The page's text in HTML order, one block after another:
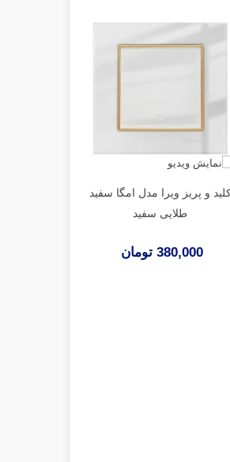
و پریز ویرا مدل امگا سفید
طلایی سفید
380,000 تومان